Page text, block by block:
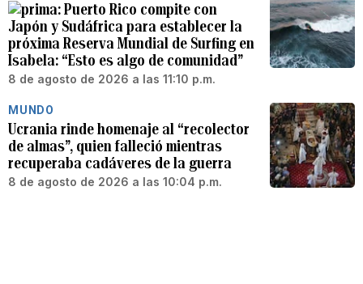
Puerto Rico compite con
Japón y Sudáfrica para establecer la
próxima Reserva Mundial de Surfing en
Isabela: “Esto es algo de comunidad”
8 de agosto de 2026 a las 11:10 p.m.
MUNDO
Ucrania rinde homenaje al “recolector
de almas”, quien falleció mientras
recuperaba cadáveres de la guerra
8 de agosto de 2026 a las 10:04 p.m.